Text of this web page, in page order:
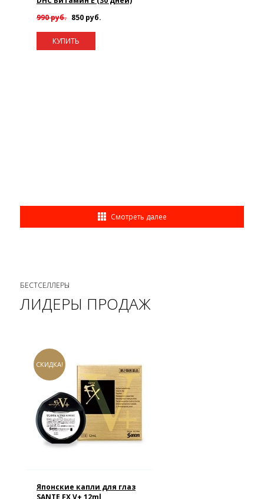
990 руб. 850 руб.
КУПИТЬ
Смотреть далее
БЕСТСЕЛЛЕРЫ
ЛИДЕРЫ ПРОДАЖ
СКИДКА!
Японские капли для глаз